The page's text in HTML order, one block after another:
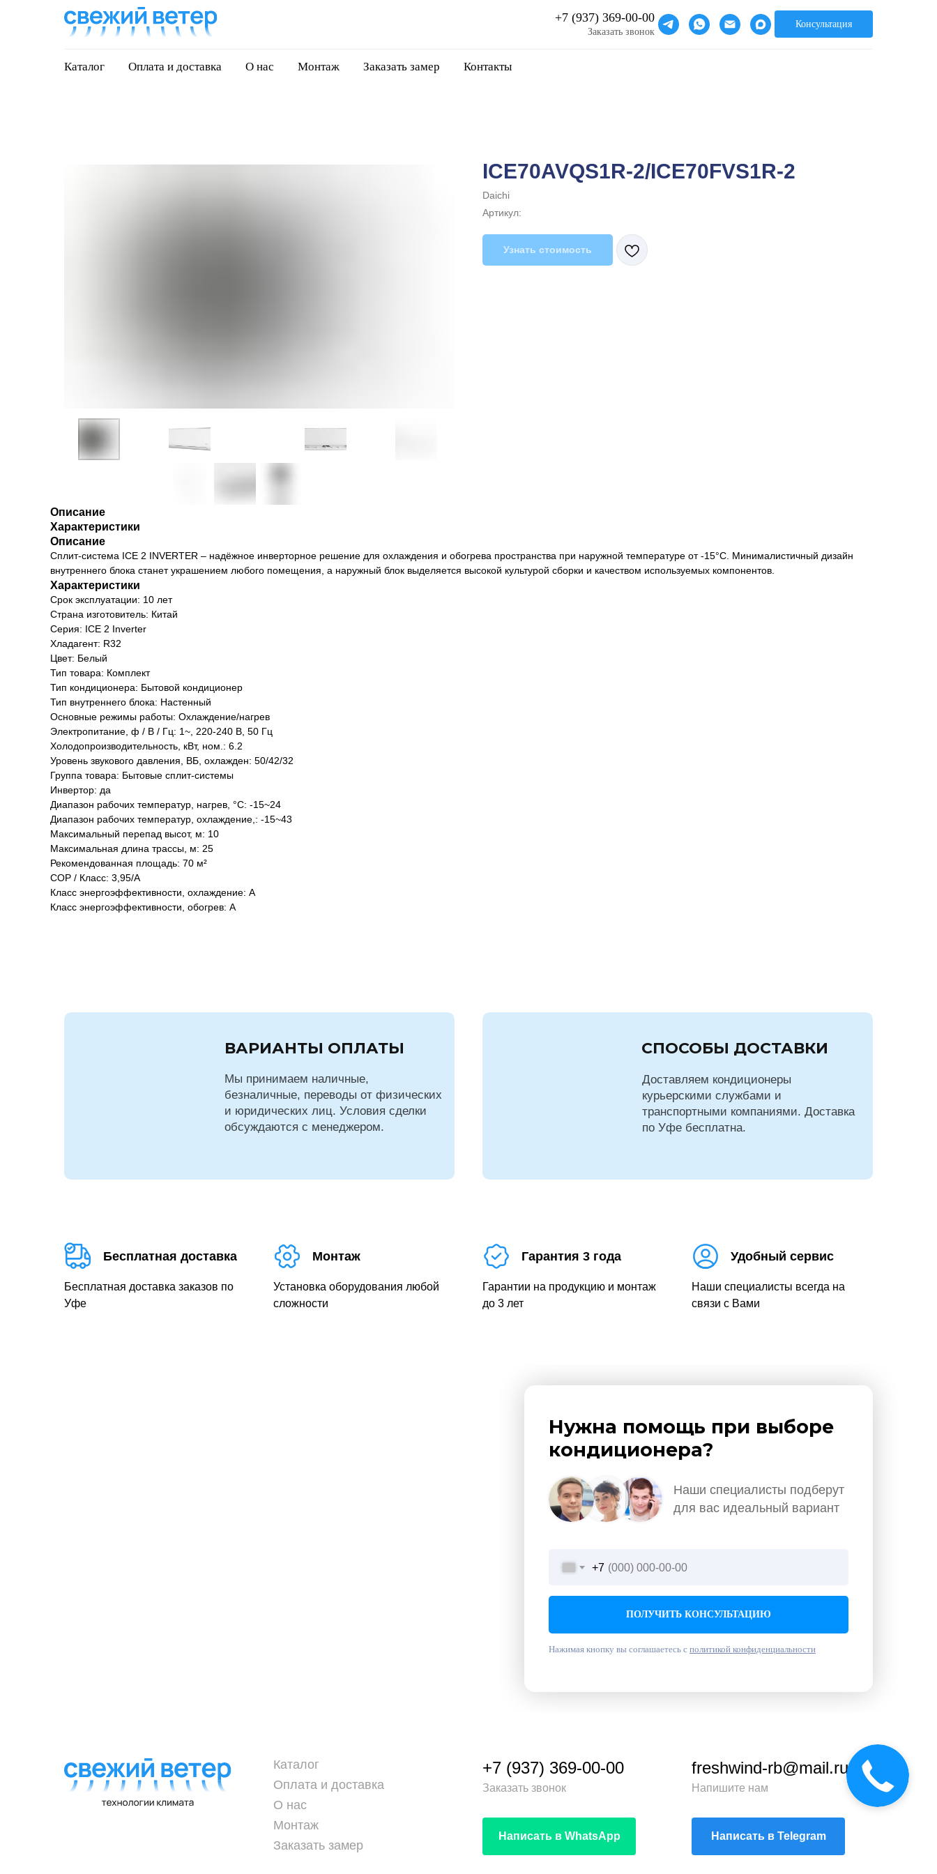
+7 (937) 369-00-00
Заказать звонок
Консультация
Каталог Оплата и доставка О нас Монтаж Заказать замер Контакты
ICE70AVQS1R-2/ICE70FVS1R-2
Daichi
Артикул:
Узнать стоимость
Описание
Характеристики
Описание
Сплит-система ICE 2 INVERTER – надёжное инверторное решение для охлаждения и обогрева пространства при наружной температуре от -15°С. Минималистичный дизайн
внутреннего блока станет украшением любого помещения, а наружный блок выделяется высокой культурой сборки и качеством используемых компонентов.
Характеристики
Срок эксплуатации: 10 лет
Страна изготовитель: Китай
Серия: ICE 2 Inverter
Хладагент: R32
Цвет: Белый
Тип товара: Комплект
Тип кондиционера: Бытовой кондиционер
Тип внутреннего блока: Настенный
Основные режимы работы: Охлаждение/нагрев
Электропитание, ф / В / Гц: 1~, 220-240 В, 50 Гц
Холодопроизводительность, кВт, ном.: 6.2
Уровень звукового давления, ВБ, охлажден: 50/42/32
Группа товара: Бытовые сплит-системы
Инвертор: да
Диапазон рабочих температур, нагрев, °C: -15~24
Диапазон рабочих температур, охлаждение,: -15~43
Максимальный перепад высот, м: 10
Максимальная длина трассы, м: 25
Рекомендованная площадь: 70 м²
COP / Класс: 3,95/A
Класс энергоэффективности, охлаждение: A
Класс энергоэффективности, обогрев: A
Мы принимаем наличные,
безналичные, переводы от физических
и юридических лиц. Условия сделки
обсуждаются с менеджером.
ВАРИАНТЫ ОПЛАТЫ
Доставляем кондиционеры
курьерскими службами и
транспортными компаниями. Доставка
по Уфе бесплатна.
СПОСОБЫ ДОСТАВКИ
Бесплатная доставка
Бесплатная доставка заказов по
Уфе
Монтаж
Установка оборудования любой
сложности
Гарантия 3 года
Гарантии на продукцию и монтаж
до 3 лет
Удобный сервис
Наши специалисты всегда на
связи с Вами
Наши специалисты подберут
для вас идеальный вариант
Нужна помощь при выборе
кондиционера?
+7
ПОЛУЧИТЬ КОНСУЛЬТАЦИЮ
Нажимая кнопку вы соглашаетесь с политикой конфиденциальности
+7 (937) 369-00-00
Заказать звонок
freshwind-rb@mail.ru
Напишите нам
Каталог
Оплата и доставка
О нас
Монтаж
Заказать замер
Написать в WhatsApp Написать в Telegram
Звонок
сейчас